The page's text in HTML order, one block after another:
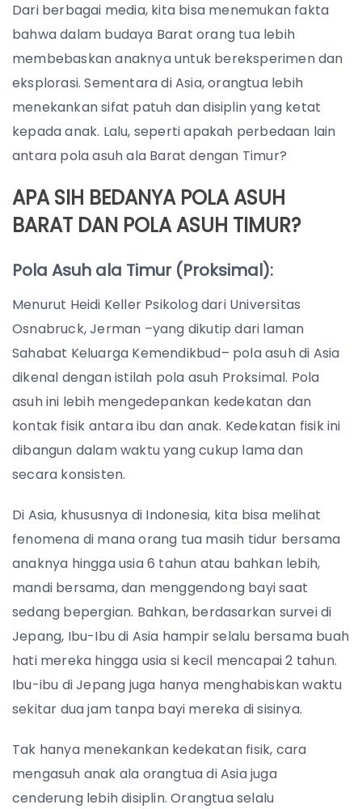
Dari berbagai media, kita bisa menemukan fakta
bahwa dalam budaya Barat orang tua lebih
membebaskan anaknya untuk bereksperimen dan
eksplorasi. Sementara di Asia, orangtua lebih
menekankan sifat patuh dan disiplin yang ketat
kepada anak. Lalu, seperti apakah perbedaan lain
antara pola asuh ala Barat dengan Timur?
APA SIH BEDANYA POLA ASUH
BARAT DAN POLA ASUH TIMUR?
Pola Asuh ala Timur (Proksimal):
Menurut Heidi Keller Psikolog dari Universitas
Osnabruck, Jerman –yang dikutip dari laman
Sahabat Keluarga Kemendikbud– pola asuh di Asia
dikenal dengan istilah pola asuh Proksimal. Pola
asuh ini lebih mengedepankan kedekatan dan
kontak fisik antara ibu dan anak. Kedekatan fisik ini
dibangun dalam waktu yang cukup lama dan
secara konsisten.
Di Asia, khususnya di Indonesia, kita bisa melihat
fenomena di mana orang tua masih tidur bersama
anaknya hingga usia 6 tahun atau bahkan lebih,
mandi bersama, dan menggendong bayi saat
sedang bepergian. Bahkan, berdasarkan survei di
Jepang, Ibu-Ibu di Asia hampir selalu bersama buah
hati mereka hingga usia si kecil mencapai 2 tahun.
Ibu-ibu di Jepang juga hanya menghabiskan waktu
sekitar dua jam tanpa bayi mereka di sisinya.
Tak hanya menekankan kedekatan fisik, cara
mengasuh anak ala orangtua di Asia juga
cenderung lebih disiplin. Orangtua selalu